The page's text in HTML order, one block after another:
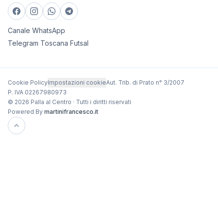
Canale WhatsApp
Telegram Toscana Futsal
Cookie PolicyImpostazioni cookieAut. Trib. di Prato n° 3/2007
P. IVA 02267980973
© 2026 Palla al Centro · Tutti i diritti riservati
Powered By martinifrancesco.it